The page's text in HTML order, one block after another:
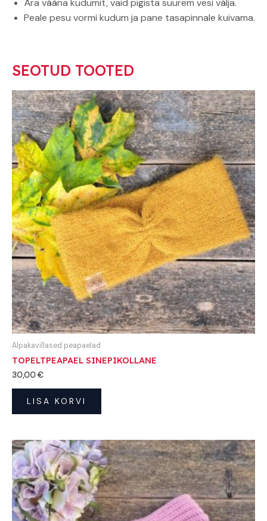
Ära vääna kudumit, vaid pigista suurem vesi välja.
Peale pesu vormi kudum ja pane tasapinnale kuivama.
SEOTUD TOOTED
Alpakavillased peapaelad
TOPELTPEAPAEL SINEPIKOLLANE
30,00€
LISA KORVI